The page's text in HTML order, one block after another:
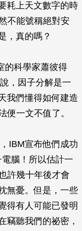
耗上天文數字的時
不能號稱絕對安
，真的嗎？
的科學家蕭彼得
，因子分解是一
我們懂得如何建造
便一文不值了。
IBM宣布他們成功
腦！所以估計一
許幾十年後才會
無憂。但是，一些
得有人可能已發明
竊聽我們的祕密，